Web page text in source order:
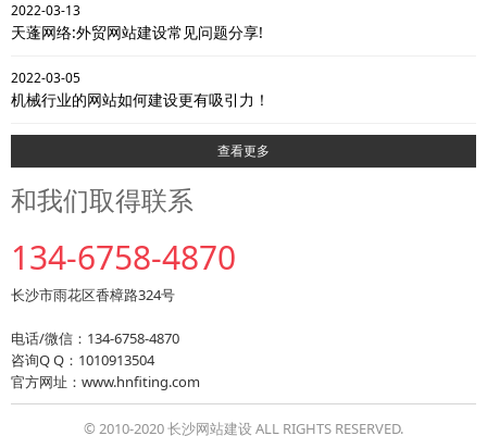
2022-03-13
天蓬网络:外贸网站建设常见问题分享!
2022-03-05
机械行业的网站如何建设更有吸引力！
查看更多
和我们取得联系
134-6758-4870
长沙市雨花区香樟路324号
电话/微信：134-6758-4870
咨询Q Q：1010913504
官方网址：www.hnfiting.com
© 2010-2020 长沙网站建设 ALL RIGHTS RESERVED.